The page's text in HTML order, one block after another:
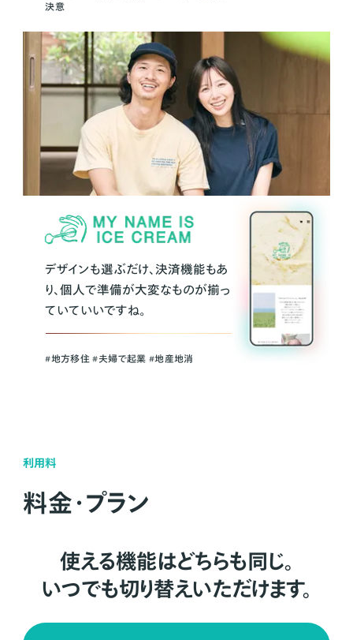
決意
デザインも選ぶだけ、決済機能もあ
り、個人で準備が大変なものが揃っ
ていていいですね。
#地方移住 #夫婦で起業 #地産地消
利用料
料金・プラン
使える機能はどちらも同じ。
いつでも切り替えいただけます。